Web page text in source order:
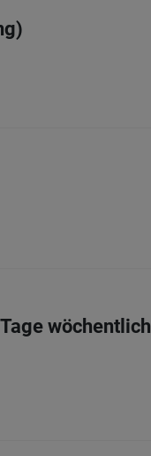
wöchentlich